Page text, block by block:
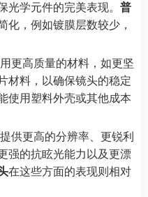
学元件的完美表现。 普
化，例如镀膜层数较少，
更高质量的材料，如更坚
材料，以确保镜头的稳定
使用塑料外壳或其他成本
供更高的分辨率、更锐利
强的抗眩光能力以及更漂
在这些方面的表现则相对